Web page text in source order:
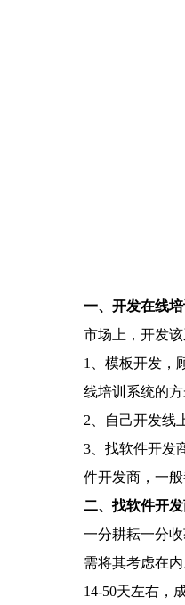
一、开发在线
市场上，开发
1、模板开发，
线培训系统的
2、自己开发线
3、找软件开发
件开发商，一
二、找软件开
一分耕耘一分
需将其考虑在
14-50天左右，